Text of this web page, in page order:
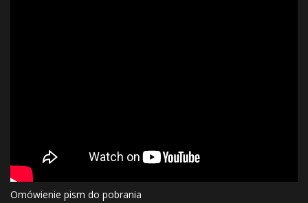
Omówienie pism do pobrania